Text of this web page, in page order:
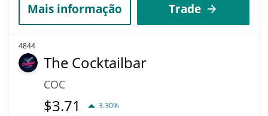
Mais informação Trade
4844
The Cocktailbar
COC
$3.71 3.30%